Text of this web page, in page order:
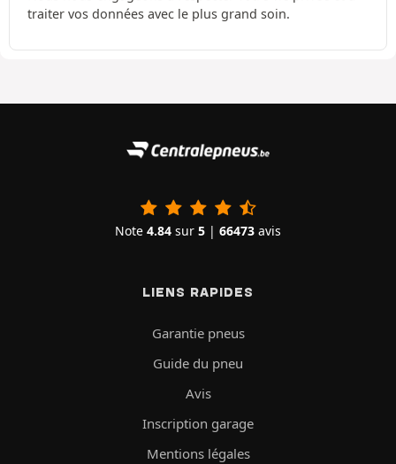
traiter vos données avec le plus grand soin.
Note 4.84 sur 5 | 66473 avis
LIENS RAPIDES
Garantie pneus
Guide du pneu
Avis
Inscription garage
Mentions légales